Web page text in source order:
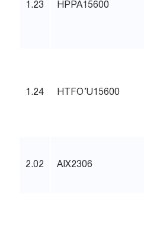
1.23 HPPA15600
1.24 HTFO’U15600
2.02 AIX2306